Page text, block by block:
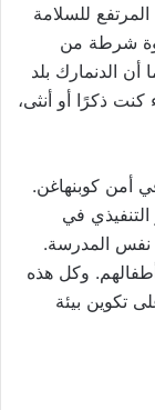
للسلامة
شرطة من
أن الدنمارك بلد
كنت ذكرًا أو أنثى،
أمن كوبنهاغن.
التنفيذي في
نفس المدرسة.
أطفالهم. وكل هذه
تكوين بيئة